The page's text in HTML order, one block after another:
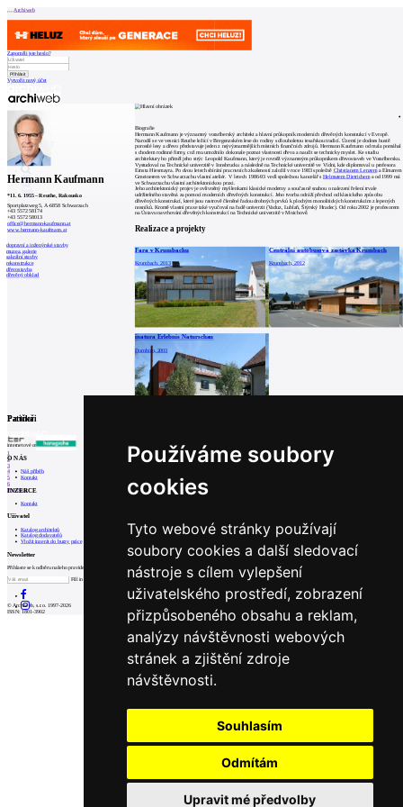
Používáme soubory
cookies
Tyto webové stránky používají
soubory cookies a další sledovací
nástroje s cílem vylepšení
uživatelského prostředí, zobrazení
přizpůsobeného obsahu a reklam,
analýzy návštěvnosti webových
stránek a zjištění zdroje
návštěvnosti.
Souhlasím
Odmítám
Upravit mé předvolby
Archiweb
Zapoměli jste heslo?
Vytvořit nový účet
Architekti
Stavby
E-shop
Burza práce
en
Hermann Kaufmann
*11. 6. 1955–Reuthe, Rakousko
Sportplatzweg 5, A-6858 Schwarzach
+43 5572 58174
+43 5572 58013
office@hermann-kaufmann.at
www.hermann-kaufmann.at
dopravní a inženýrské stavby
muzea, galerie
sakrální stavby
rekonstrukce
dřevostavba
dřevěný obklad
Biografie
Hermann Kaufmann je významný vorarlberský architekt a hlavní průkopník moderních dřevěných konstrukcí v Evropě.
Narodil se ve vesnici Reuthe ležící v Bregenzském lese do rodiny s dlouholetou tesařskou tradicí. Území je dodnes hustě
porostlé lesy a dřevo představuje jeden z nejvýznamnějších místních finančních zdrojů. Hermann Kaufmann od mala pomáhal
s chodem rodinné firmy, což mu umožnilo dokonale poznat vlastnosti dřeva a naučit se technicky myslet. Ke studiu
architektury ho přiměl jeho strýc Leopold Kaufmann, který je rovněž významným průkopníkem dřevostaveb ve Vorarlbersku.
Vystudoval na Technické univerzitě v Innsbrucku a následně na Technické univerzitě ve Vídni, kde diplomoval u profesora
Ernsta Hiesmayra. Po dvou letech sbírání pracovních zkušeností založil v roce 1983 společně Christianem Lenzema Elmarem
Gmeinerem ve Schwarzachu vlastní ateliér. V letech 1986-93 vedl společnou kancelář s Helmutem Dietrichema od 1999 má
ve Schwarzachu vlastní architektonickou praxi.
Jeho architektonický projev je ovlivněný myšlenkami klasické moderny a současně snahou o nalezení řešení trvale
udržitelného stavěná za pomocí moderních dřevěných konstrukcí. Jeho tvorba odráží přechod od klasického způsobu
dřevěných konstrukcí, které jsou rastrově členěné řadou drobných prvků k plochým monolitických konstrukcím z lepených
nosníků. Kromě vlastní praxe také vyučoval na řadě univerzit (Vaduz, Lublaň, Štýrský Hradec). Od roku 2002 je profesorem
na Ústavu navrhování dřevěných konstrukcí na Technické univerzitě v Mnichově.
Realizace a projekty
Fara v Krumbachu
Krumbach, 2013
Centrální autobusová zastávka Krumbach
Krumbach, 2012
inatura Erlebnis Naturschau
Dornbirn, 2003
Partneři
1
2
3
4
5
6
PrevNext
Patička
internetové centrum architektury
O NÁS
Náš příběh
Kontakt
INZERCE
Kontakt
Uživatel
Katalog architektů
Katalog dodavatelů
Vložit inzerát do burzy práce
Newsletter
Přihlaste se k odběru našeho pravidelného týdenního newsletteru:
Fill in „nospam“
© Archiweb, s.r.o. 1997-2026
ISSN: 1801-3902